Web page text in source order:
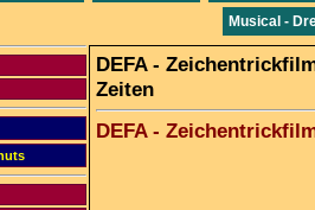
Musical -
DEFA -
Zeiten
DEFA -